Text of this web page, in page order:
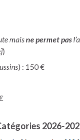
maisne permet pas
)
) : 150 €
2026-